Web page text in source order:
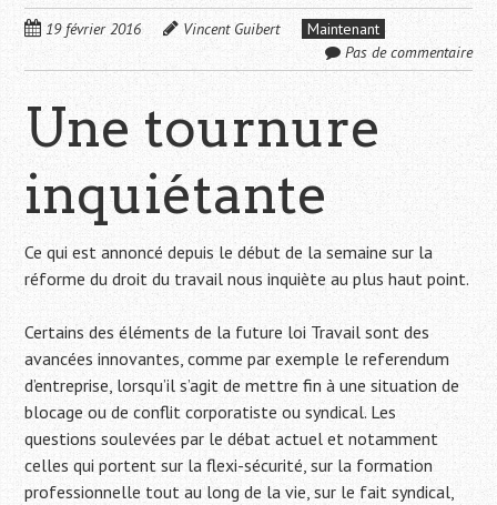
19 février 2016 Vincent Guibert
Maintenant
Pas de commentaire
Une tournure
inquiétante
Ce qui est annoncé depuis le début de la semaine sur la
réforme du droit du travail nous inquiète au plus haut point.
Certains des éléments de la future loi Travail sont des
avancées innovantes, comme par exemple le referendum
d’entreprise, lorsqu’il s’agit de mettre fin à une situation de
blocage ou de conflit corporatiste ou syndical. Les
questions soulevées par le débat actuel et notamment
celles qui portent sur la flexi-sécurité, sur la formation
professionnelle tout au long de la vie, sur le fait syndical,